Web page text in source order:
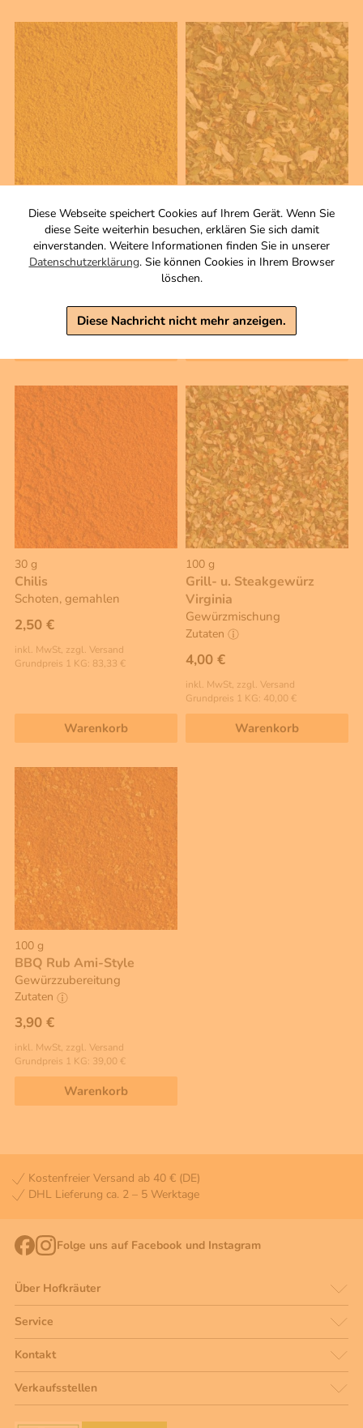
Diese Webseite speichert Cookies auf Ihrem Gerät. Wenn Sie
diese Seite weiterhin besuchen, erklären Sie sich damit
einverstanden. Weitere Informationen finden Sie in unserer
Datenschutzerklärung. Sie können Cookies in Ihrem Browser
löschen.
Diese Nachricht nicht mehr anzeigen.
Curry Madras
Gewürzzubereitung
Zutaten
Grundpreis 1 KG: 39,00 €
Griechische Kräuter
Gewürzmischung
Zutaten
3,50 €
Grundpreis 1 KG: 70,00 €
30 g
Chilis
Schoten, gemahlen
2,50 €
inkl. MwSt, zzgl. Versand
Grundpreis 1 KG: 83,33 €
Warenkorb
100 g
Grill- u. Steakgewürz
Virginia
Gewürzmischung
Zutaten
4,00 €
inkl. MwSt, zzgl. Versand
Grundpreis 1 KG: 40,00 €
Warenkorb
100 g
BBQ Rub Ami-Style
Gewürzzubereitung
Zutaten
3,90 €
inkl. MwSt, zzgl. Versand
Grundpreis 1 KG: 39,00 €
Warenkorb
Kostenfreier Versand ab 40 € (DE)
DHL Lieferung ca. 2 – 5 Werktage
Folge uns auf Facebook und Instagram
Über Hofkräuter
Service
Kontakt
Verkaufsstellen